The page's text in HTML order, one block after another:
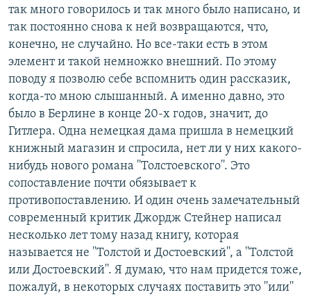
так много говорилось и так много было написано, и
так постоянно снова к ней возвращаются, что,
конечно, не случайно. Но все-таки есть в этом
элемент и такой немножко внешний. По этому
поводу я позволю себе вспомнить один рассказик,
когда-то мною слышанный. А именно давно, это
было в Берлине в конце 20-х годов, значит, до
Гитлера. Одна немецкая дама пришла в немецкий
книжный магазин и спросила, нет ли у них какого-
нибудь нового романа ''Толстоевского''. Это
сопоставление почти обязывает к
противопоставлению. И один очень замечательный
современный критик Джордж Стейнер написал
несколько лет тому назад книгу, которая
называется не ''Толстой и Достоевский'', а ''Толстой
или Достоевский''. Я думаю, что нам придется тоже,
пожалуй, в некоторых случаях поставить это ''или''